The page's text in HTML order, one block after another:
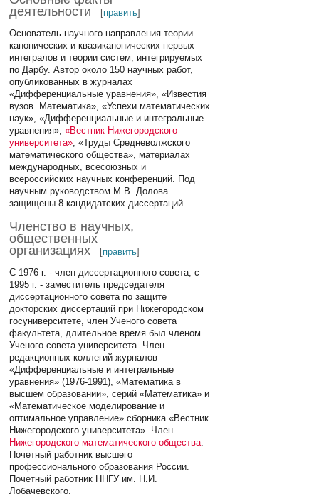
деятельности
[править]
Основатель научного направления теории
канонических и квазиканонических первых
интегралов и теории систем, интегрируемых
по Дарбу. Автор около 150 научных работ,
опубликованных в журналах
«Дифференциальные уравнения», «Известия
вузов. Математика», «Успехи математических
наук», «Дифференциальные и интегральные
уравнения»,«Вестник Нижегородского
университета», «Труды Средневолжского
математического общества», материалах
международных, всесоюзных и
всероссийских научных конференций. Под
научным руководством М.В. Долова
защищены 8 кандидатских диссертаций.
Членство в научных,
общественных
организациях
[править]
С 1976 г. - член диссертационного совета, с
1995 г. - заместитель председателя
диссертационного совета по защите
докторских диссертаций при Нижегородском
госуниверситете, член Ученого совета
факультета, длительное время был членом
Ученого совета университета. Член
редакционных коллегий журналов
«Дифференциальные и интегральные
уравнения» (1976-1991), «Математика в
высшем образовании», серий «Математика» и
«Математическое моделирование и
оптимальное управление» сборника «Вестник
Нижегородского университета». Член
Нижегородского математического общества
Почетный работник высшего
профессионального образования России.
Почетный работник ННГУ им. Н.И.
Лобачевского.